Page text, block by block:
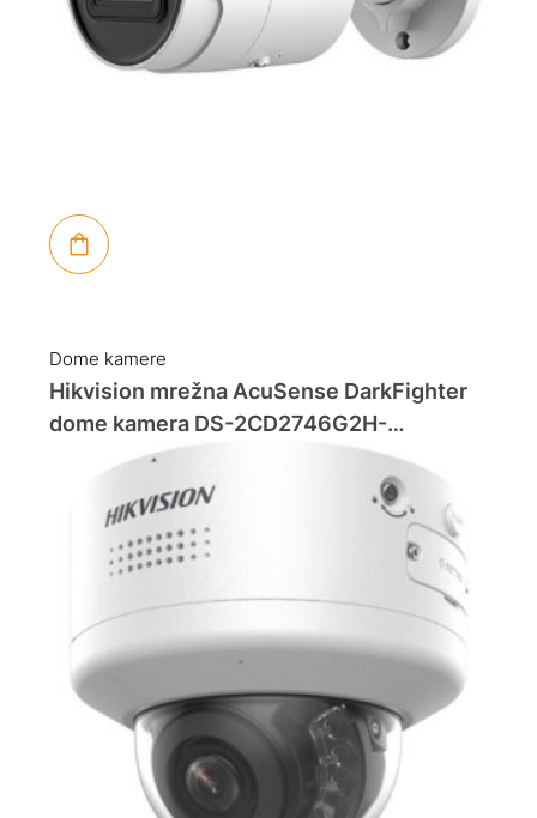
Dome kamere
Hikvision mrežna AcuSense DarkFighter
dome kamera DS-2CD2746G2H-
IPTRZS2U/SL (8MP)